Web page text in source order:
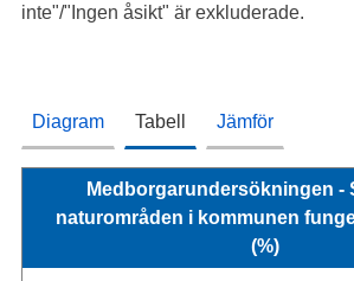
inte"/"Ingen åsikt" är exkluderade.
Diagram Tabell Jämför
Medborgarundersökningen -
naturområden i kommunen
(%)